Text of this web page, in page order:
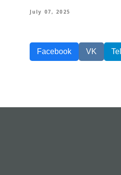
July 07, 2025
Facebook VK